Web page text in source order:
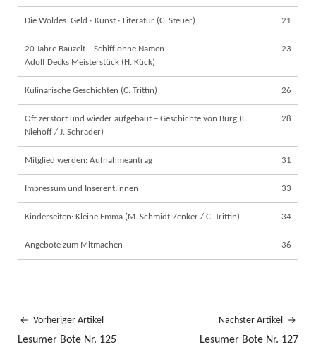
Die Woldes: Geld ∙ Kunst ∙ Literatur (C. Steuer) 21
20 Jahre Bauzeit – Schiff ohne Namen
Adolf Decks Meisterstück (H. Kück)
23
Kulinarische Geschichten (C. Trittin) 26
Oft zerstört und wieder aufgebaut – Geschichte von Burg (L.
Niehoff / J. Schrader)
28
Mitglied werden: Aufnahmeantrag 31
Impressum und Inserent:innen 33
Kinderseiten: Kleine Emma (M. Schmidt-Zenker / C. Trittin) 34
Angebote zum Mitmachen 36
Vorheriger Artikel
Lesumer Bote Nr. 125
Nächster Artikel
Lesumer Bote Nr. 127